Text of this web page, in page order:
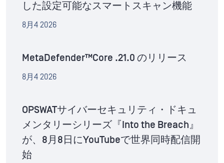
した設定可能なスマートスキャン機能
8月4 2026
MetaDefender™Core .21.0 のリリース
8月4 2026
OPSWATサイバーセキュリティ・ドキュ
メンタリーシリーズ『Into the Breach』
が、8月8日にYouTubeで世界同時配信開
始